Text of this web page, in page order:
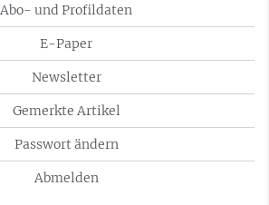
Abo- und Profildaten
E-Paper
Newsletter
Gemerkte Artikel
Passwort ändern
Abmelden